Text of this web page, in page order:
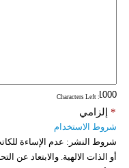
: Characters Left
إلزامي *
شروط الاستخدام
شروط النشر: عدم الإساءة
أو الذات الالهية. والابتعاد عن